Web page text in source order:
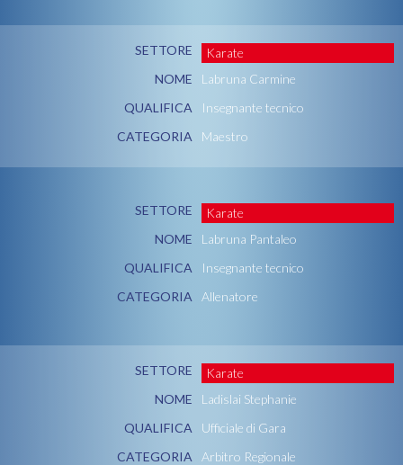
SETTORE
Karate
NOME
Labruna Carmine
QUALIFICA
Insegnante tecnico
CATEGORIA
Maestro
SETTORE
Karate
NOME
Labruna Pantaleo
QUALIFICA
Insegnante tecnico
CATEGORIA
Allenatore
SETTORE
Karate
NOME
Ladislai Stephanie
QUALIFICA
Ufficiale di Gara
CATEGORIA
Arbitro Regionale